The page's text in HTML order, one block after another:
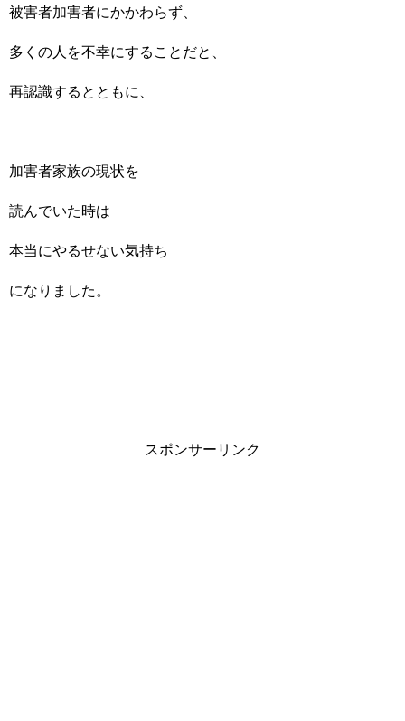
被害者加害者にかかわらず、
多くの人を不幸にすることだと、
再認識するとともに、
加害者家族の現状を
読んでいた時は
本当にやるせない気持ち
になりました。
スポンサーリンク